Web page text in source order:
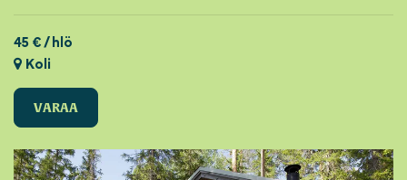
45 € / hlö
Koli
VARAA